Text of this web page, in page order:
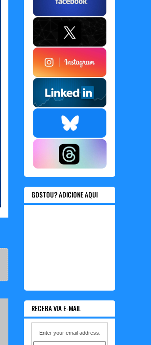
GOSTOU? ADICIONE AQUI
RECEBA VIA E-MAIL
Enter your email address: